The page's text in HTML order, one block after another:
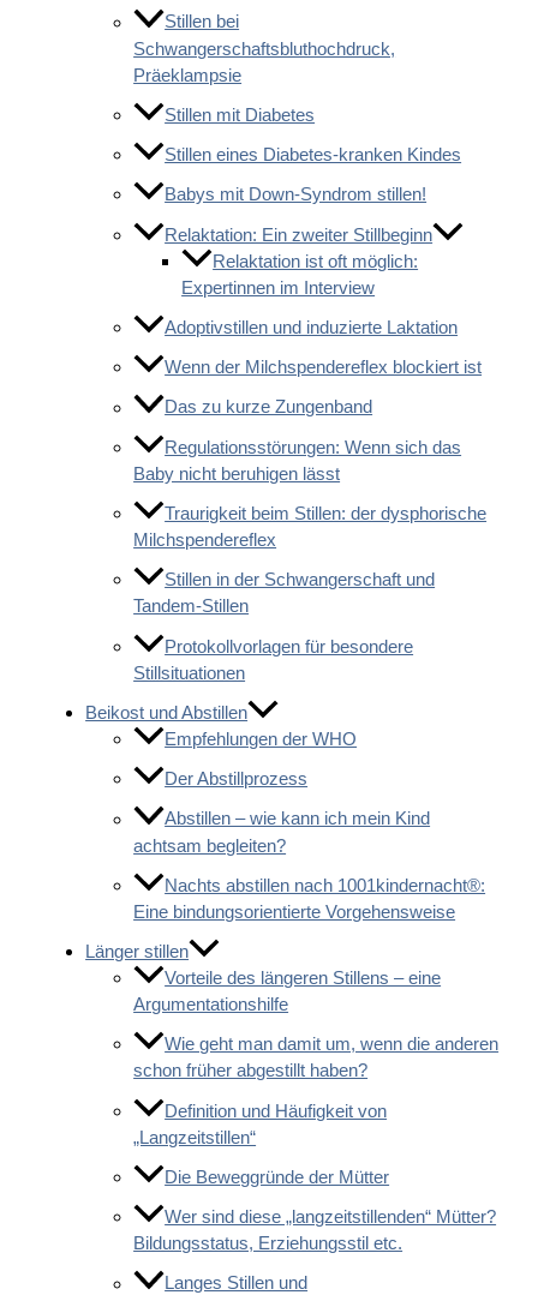
Stillen bei
Schwangerschaftsbluthochdruck,
Präeklampsie
Stillen mit Diabetes
Stillen eines Diabetes-kranken Kindes
Babys mit Down-Syndrom stillen!
Relaktation: Ein zweiter Stillbeginn
Relaktation ist oft möglich:
Expertinnen im Interview
Adoptivstillen und induzierte Laktation
Wenn der Milchspendereflex blockiert ist
Das zu kurze Zungenband
Regulationsstörungen: Wenn sich das
Baby nicht beruhigen lässt
Traurigkeit beim Stillen: der dysphorische
Milchspendereflex
Stillen in der Schwangerschaft und
Tandem-Stillen
Protokollvorlagen für besondere
Stillsituationen
Beikost und Abstillen
Empfehlungen der WHO
Der Abstillprozess
Abstillen – wie kann ich mein Kind
achtsam begleiten?
Nachts abstillen nach 1001kindernacht®:
Eine bindungsorientierte Vorgehensweise
Länger stillen
Vorteile des längeren Stillens – eine
Argumentationshilfe
Wie geht man damit um, wenn die anderen
schon früher abgestillt haben?
Definition und Häufigkeit von
„Langzeitstillen“
Die Beweggründe der Mütter
Wer sind diese „langzeitstillenden“ Mütter?
Bildungsstatus, Erziehungsstil etc.
Langes Stillen und